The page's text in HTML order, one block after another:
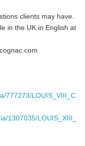
clients may have.
in the UK in English at
777273/LOUIS_VIII_C
1307035/LOUIS_XIII_